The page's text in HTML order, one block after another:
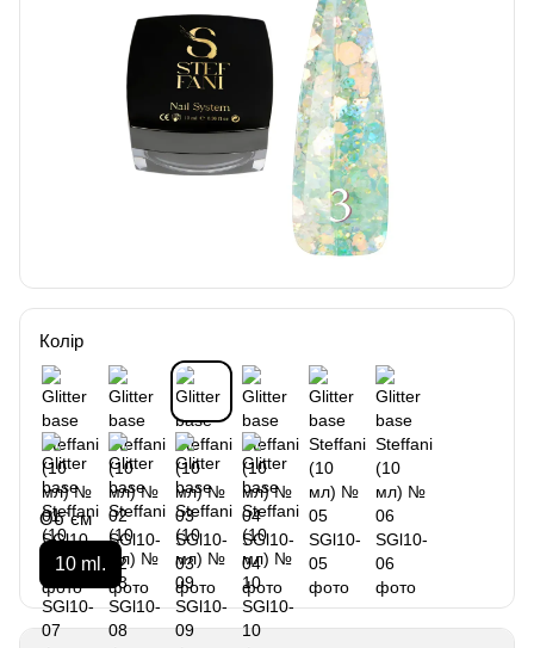
Колір
Об`єм
10 ml.